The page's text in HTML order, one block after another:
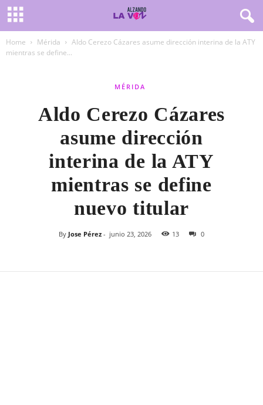
Home Mérida
Aldo Cerezo Cázares asume dirección interina de la ATY
mientras se define...
MÉRIDA
Aldo Cerezo Cázares
asume dirección
interina de la ATY
mientras se define
nuevo titular
By Jose Pérez - junio 23, 2026 13 0